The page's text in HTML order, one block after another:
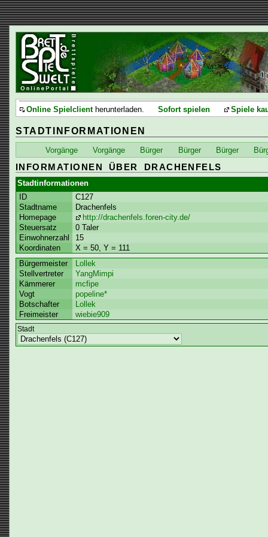
Online Spielclientherunterladen. Sofort spielen Spiele
STADTINFORMATIONEN
Vorgänge Vorgänge Bürger Bürger Bürger
INFORMATIONEN ÜBER DRACHENFELS
Stadtinformationen
ID
C127
Stadtname
Drachenfels
Homepage
http://drachenfels.foren-city.de/
Steuersatz
0 Taler
Einwohnerzahl
15
Koordinaten
X = 50, Y = 111
Bürgermeister
Lollek
Stellvertreter
YangMimpi
Kämmerer
mcfipe
Vogt
popeline*
Botschafter
Lollek
Freimeister
wiebie909
Stadt